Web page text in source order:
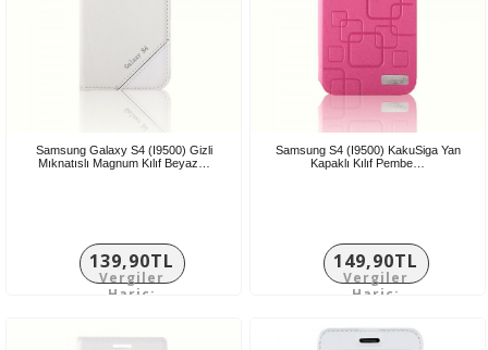
Samsung Galaxy S4 (I9500) Gizli
Mıknatıslı Magnum Kılıf Beyaz…
139,90TL
Vergiler
Hariç:
Samsung S4 (I9500) KakuSiga Yan
Kapaklı Kılıf Pembe…
149,90TL
Vergiler
Hariç: